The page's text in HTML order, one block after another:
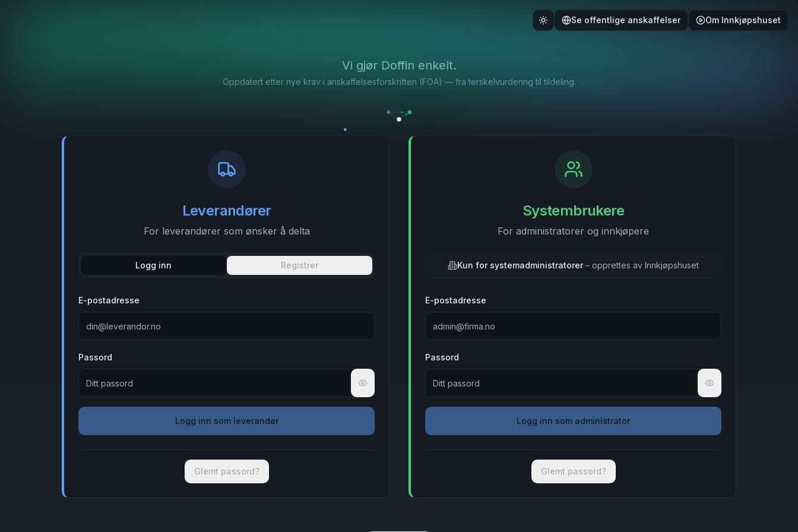
Se offentlige anskaffelser Om Innkjøpshuset
Vi gjør Doffin enkelt.
Oppdatert etter nye krav i anskaffelsesforskriften (FOA) — fra terskelvurdering til tildeling.
Leverandører
For leverandører som ønsker å delta
Logg inn Registrer
E-postadresse
Passord
Vis passord
Logg inn som leverandør
Glemt passord?
Systembrukere
For administratorer og innkjøpere
Kun for systemadministratorer– opprettes av Innkjøpshuset
E-postadresse
Passord
Vis passord
Logg inn som administrator
Glemt passord?